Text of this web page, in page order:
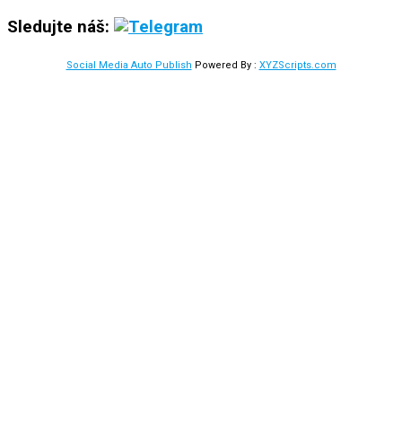
Sledujte náš:
Social Media Auto Publish Powered By : XYZScripts.com